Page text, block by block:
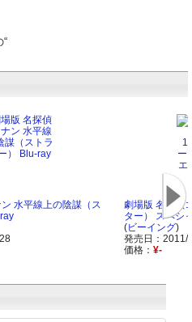
水平線上の陰謀（ス
劇場版 名探偵
ター） スペシ
(ビーイング)
発売日：2011/
価格： ¥-